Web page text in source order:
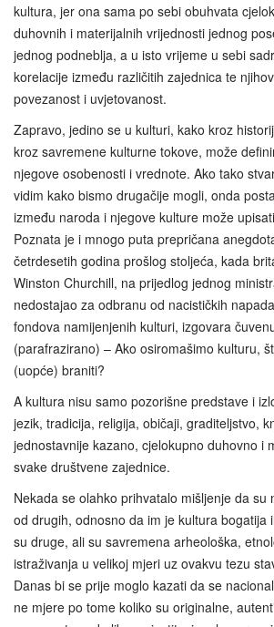
kultura, jer ona sama po sebi obuhvata
duhovnih i materijalnih vrijednosti jednog
jednog podneblja, a u isto vrijeme u sebi
korelacije između različitih zajednica te
povezanost i uvjetovanost.
Zapravo, jedino se u kulturi, kako kroz
kroz savremene kulturne tokove, može
njegove osobenosti i vrednote. Ako tako
vidim kako bismo drugačije mogli, onda
između naroda i njegove kulture može
Poznata je i mnogo puta prepričana
četrdesetih godina prošlog stoljeća, kada
Winston Churchill, na prijedlog jednog
nedostajao za odbranu od nacističkih
fondova namijenjenih kulturi, izgovara
(parafrazirano) – Ako osiromašimo kulturu,
(uopće) braniti?
A kultura nisu samo pozorišne predstave i
jezik, tradicija, religija, običaji, graditeljstvo,
jednostavnije kazano, cjelokupno duhovno i
svake društvene zajednice.
Nekada se olahko prihvatalo mišljenje da su
od drugih, odnosno da im je kultura bogatija
su druge, ali su savremena arheološka,
istraživanja u velikoj mjeri uz ovakvu tezu
Danas bi se prije moglo kazati da se
ne mjere po tome koliko su originalne,